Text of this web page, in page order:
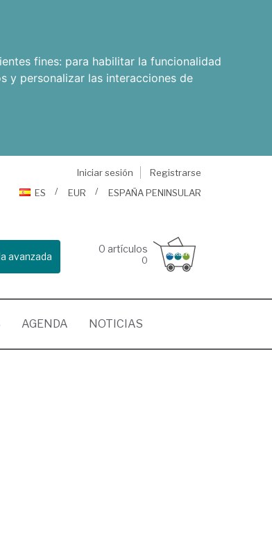
fines: para habilitar la funcionalidad
y personalizar las interacciones de
Iniciar sesión
Registrarse
ES
EUR ESPAÑA PENINSULAR
avanzada
0 artículos
0
AGENDA NOTICIAS